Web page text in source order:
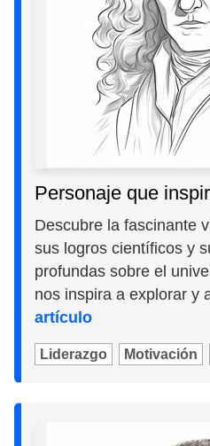
Personaje que
Descubre la fascinante
sus logros científicos y
profundas sobre el
nos inspira a explorar y
artículo
Liderazgo Motivación